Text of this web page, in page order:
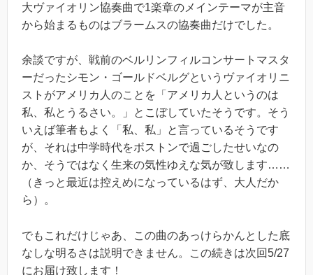
大ヴァイオリン協奏曲で1楽章のメインテーマが主音
から始まるものはブラームスの協奏曲だけでした。
余談ですが、戦前のベルリンフィルコンサートマスタ
ーだったシモン・ゴールドベルグというヴァイオリニ
ストがアメリカ人のことを「アメリカ人というのは
私、私とうるさい。」とこぼしていたそうです。そう
いえば筆者もよく「私、私」と言っているそうです
が、それは中学時代をボストンで過ごしたせいなの
か、そうではなく生来の気性ゆえな気が致します……
（きっと最近は控えめになっているはず、大人だか
ら）。
でもこれだけじゃあ、この曲のあっけらかんとした底
なしな明るさは説明できません。この続きは次回5/27
にお届け致します！